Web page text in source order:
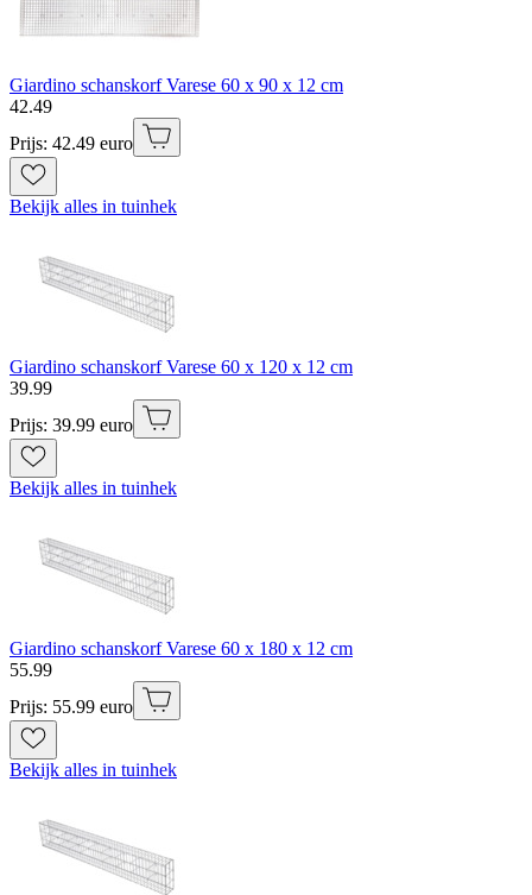
Giardino schanskorf Varese 60 x 90 x 12 cm
42.49
Prijs: 42.49 euro
Bekijk alles in tuinhek
Giardino schanskorf Varese 60 x 120 x 12 cm
39.99
Prijs: 39.99 euro
Bekijk alles in tuinhek
Giardino schanskorf Varese 60 x 180 x 12 cm
55.99
Prijs: 55.99 euro
Bekijk alles in tuinhek